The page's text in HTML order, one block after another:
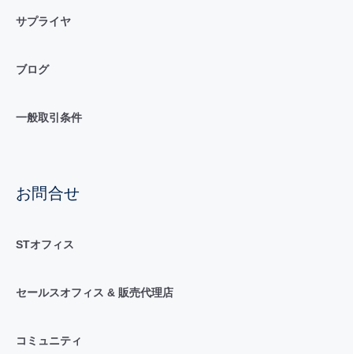
サプライヤ
ブログ
一般取引条件
お問合せ
STオフィス
セールスオフィス & 販売代理店
コミュニティ